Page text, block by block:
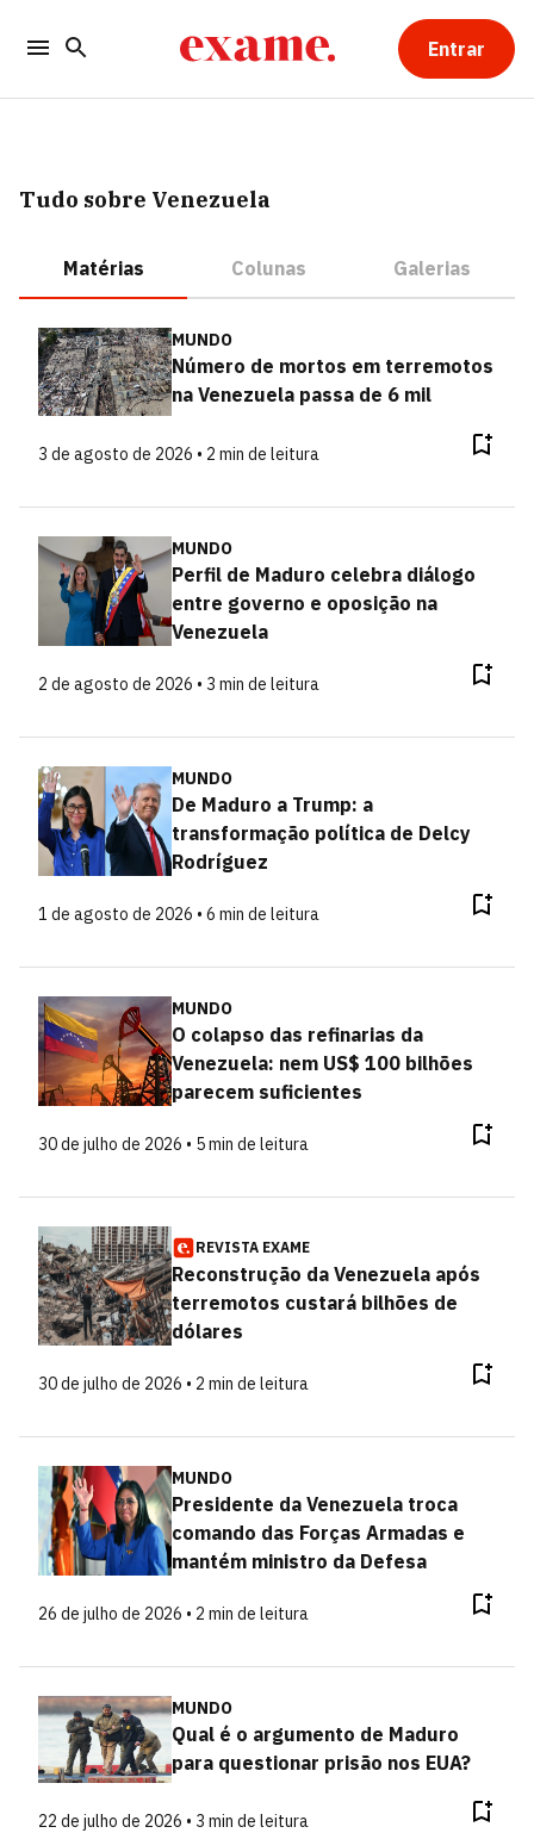
Entrar
Tudo sobre Venezuela
Matérias Colunas Galerias
MUNDO
Número de mortos em terremotos
na Venezuela passa de 6 mil
3 de agosto de 2026 • 2 min de leitura
MUNDO
Perfil de Maduro celebra diálogo
entre governo e oposição na
Venezuela
2 de agosto de 2026 • 3 min de leitura
MUNDO
De Maduro a Trump: a
transformação política de Delcy
Rodríguez
1 de agosto de 2026 • 6 min de leitura
MUNDO
O colapso das refinarias da
Venezuela: nem US$ 100 bilhões
parecem suficientes
30 de julho de 2026 • 5 min de leitura
REVISTA EXAME
Reconstrução da Venezuela após
terremotos custará bilhões de
dólares
30 de julho de 2026 • 2 min de leitura
MUNDO
Presidente da Venezuela troca
comando das Forças Armadas e
mantém ministro da Defesa
26 de julho de 2026 • 2 min de leitura
MUNDO
Qual é o argumento de Maduro
para questionar prisão nos EUA?
22 de julho de 2026 • 3 min de leitura